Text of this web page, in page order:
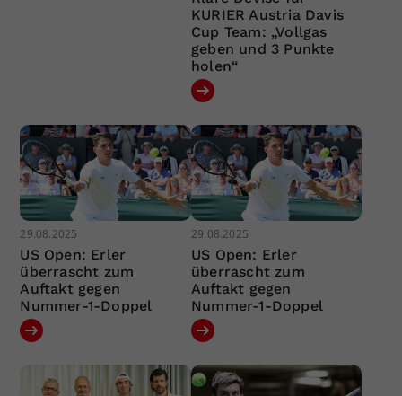
KURIER Austria Davis
Cup Team: „Vollgas
geben und 3 Punkte
holen“
29.08.2025
US Open: Erler
überrascht zum
Auftakt gegen
Nummer-1-Doppel
29.08.2025
US Open: Erler
überrascht zum
Auftakt gegen
Nummer-1-Doppel